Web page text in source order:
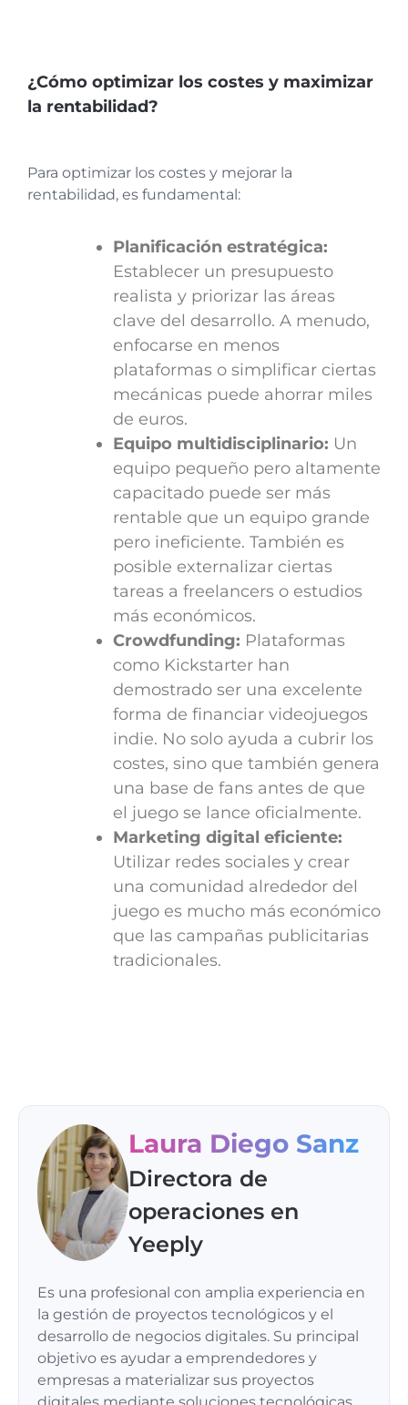
¿Cómo optimizar los costes y maximizar
la rentabilidad?
Para optimizar los costes y mejorar la
rentabilidad, es fundamental:
Planificación estratégica:
Establecer un presupuesto
realista y priorizar las áreas
clave del desarrollo. A menudo,
enfocarse en menos
plataformas o simplificar ciertas
mecánicas puede ahorrar miles
de euros.
Equipo multidisciplinario: Un
equipo pequeño pero altamente
capacitado puede ser más
rentable que un equipo grande
pero ineficiente. También es
posible externalizar ciertas
tareas a freelancers o estudios
más económicos.
Crowdfunding: Plataformas
como Kickstarter han
demostrado ser una excelente
forma de financiar videojuegos
indie. No solo ayuda a cubrir los
costes, sino que también genera
una base de fans antes de que
el juego se lance oficialmente.
Marketing digital eficiente:
Utilizar redes sociales y crear
una comunidad alrededor del
juego es mucho más económico
que las campañas publicitarias
tradicionales.
Laura Diego Sanz
Directora de
operaciones en
Yeeply
Es una profesional con amplia experiencia en
la gestión de proyectos tecnológicos y el
desarrollo de negocios digitales. Su principal
objetivo es ayudar a emprendedores y
empresas a materializar sus proyectos